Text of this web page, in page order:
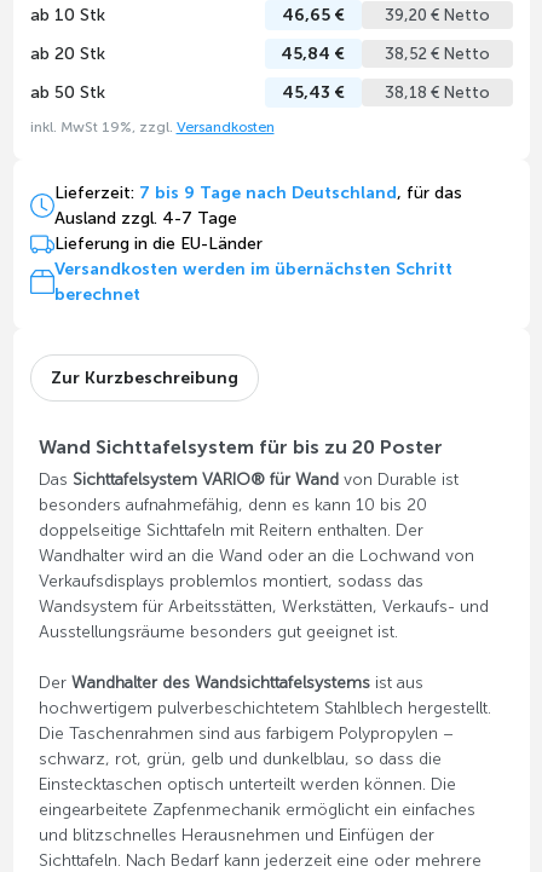
ab 10 Stk 46,65 € 39,20 € Netto
ab 20 Stk 45,84 € 38,52 € Netto
ab 50 Stk 45,43 € 38,18 € Netto
inkl. MwSt 19%, zzgl. Versandkosten
Lieferzeit: 7 bis 9 Tage nach Deutschland, für das
Ausland zzgl. 4-7 Tage
Lieferung in die EU-Länder
Versandkosten werden im übernächsten Schritt
berechnet
Zur Kurzbeschreibung
Wand Sichttafelsystem für bis zu 20 Poster
Das Sichttafelsystem VARIO® für Wandvon Durable ist
besonders aufnahmefähig, denn es kann 10 bis 20
doppelseitige Sichttafeln mit Reitern enthalten. Der
Wandhalter wird an die Wand oder an die Lochwand von
Verkaufsdisplays problemlos montiert, sodass das
Wandsystem für Arbeitsstätten, Werkstätten, Verkaufs- und
Ausstellungsräume besonders gut geeignet ist.
Der Wandhalter des Wandsichttafelsystemsist aus
hochwertigem pulverbeschichtetem Stahlblech hergestellt.
Die Taschenrahmen sind aus farbigem Polypropylen –
schwarz, rot, grün, gelb und dunkelblau, so dass die
Einstecktaschen optisch unterteilt werden können. Die
eingearbeitete Zapfenmechanik ermöglicht ein einfaches
und blitzschnelles Herausnehmen und Einfügen der
Sichttafeln. Nach Bedarf kann jederzeit eine oder mehrere